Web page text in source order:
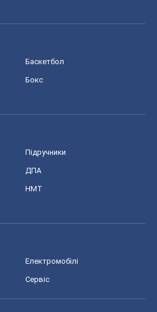
Баскетбол
Бокс
Підручники
ДПА
НМТ
Електромобілі
Сервіс